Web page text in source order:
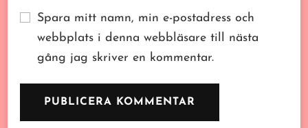
Spara mitt namn, min e-postadress och
webbplats i denna webbläsare till nästa
gång jag skriver en kommentar.